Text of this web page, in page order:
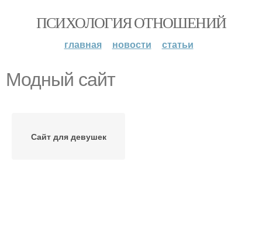
ПСИХОЛОГИЯ ОТНОШЕНИЙ
главная новости статьи
Модный сайт
Сайт для девушек